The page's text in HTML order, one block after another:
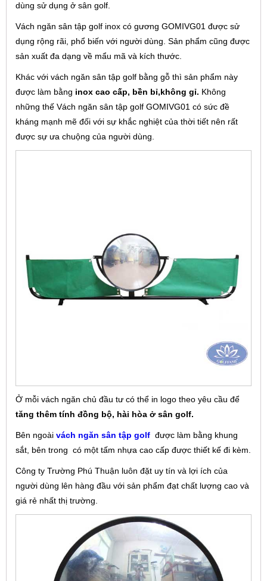
dùng sử dụng ở sân golf.
Vách ngăn sân tập golf inox có gương GOMIVG01 được sử
dụng rộng rãi, phổ biến với người dùng. Sản phẩm cũng được
sản xuất đa dạng về mẩu mã và kích thước.
Khác với vách ngăn sân tập golf bằng gỗ thì sản phẩm này
được làm bằng inox cao cấp, bền bỉ,không gỉ. Không
những thế Vách ngăn sân tập golf GOMIVG01 có sức đề
kháng mạnh mẽ đối với sự khắc nghiệt của thời tiết nên rất
được sự ưa chuộng của người dùng.
Ở mỗi vách ngăn chủ đầu tư có thể in logo theo yêu cầu để
tăng thêm tính đồng bộ, hài hòa ở sân golf.
Bên ngoài vách ngăn sân tập golf được làm bằng khung
sắt, bên trong có một tấm nhựa cao cấp được thiết kế đi kèm.
Công ty Trường Phú Thuận luôn đặt uy tín và lợi ích của
người dùng lên hàng đầu với sản phẩm đạt chất lượng cao và
giá rẻ nhất thị trường.